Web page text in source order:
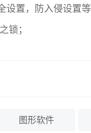
设置，防入侵设置
锁；
图形软件